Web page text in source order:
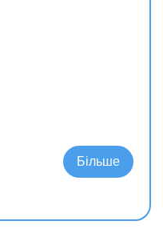
Подробнее